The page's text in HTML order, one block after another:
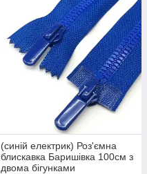
(синій електрик) Роз'ємна
блискавка Баришівка 100см з
двома бігунками